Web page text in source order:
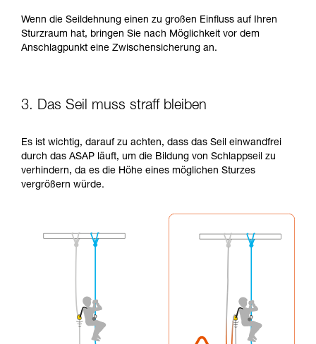
Wenn die Seildehnung einen zu großen Einfluss auf Ihren
Sturzraum hat, bringen Sie nach Möglichkeit vor dem
Anschlagpunkt eine Zwischensicherung an.
3. Das Seil muss straff bleiben
Es ist wichtig, darauf zu achten, dass das Seil einwandfrei
durch das ASAP läuft, um die Bildung von Schlappseil zu
verhindern, da es die Höhe eines möglichen Sturzes
vergrößern würde.